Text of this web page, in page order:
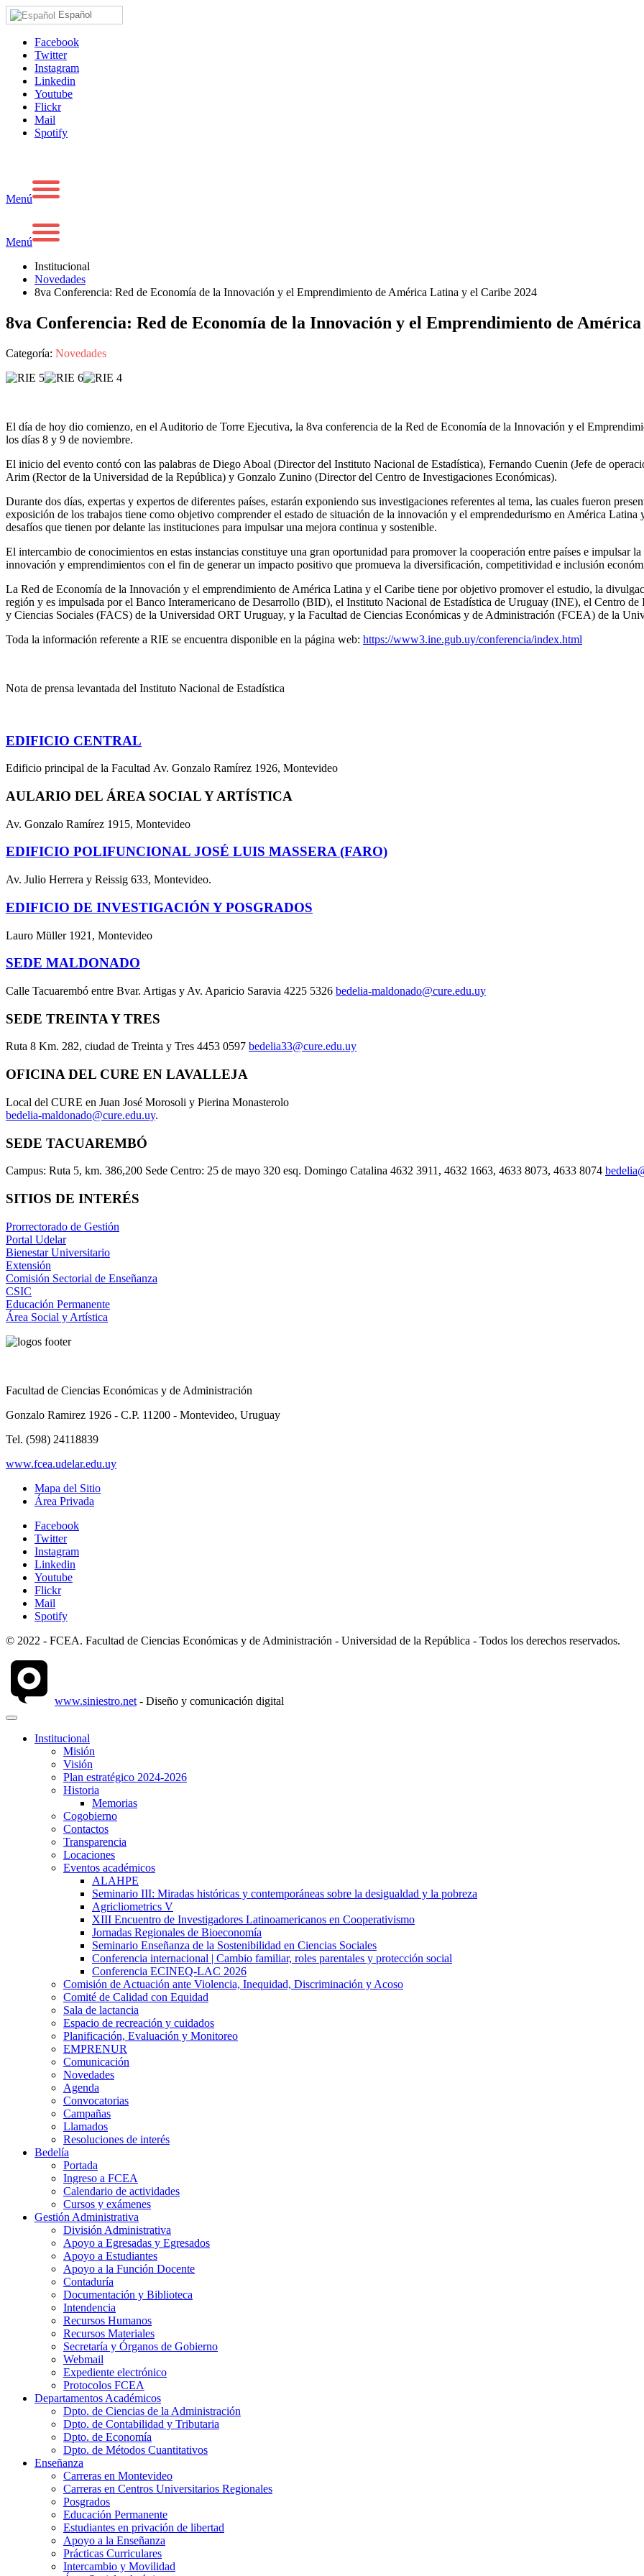
Español
Facebook
Twitter
Instagram
Linkedin
Youtube
Flickr
Mail
Spotify
Menú
Menú
Institucional
Novedades
8va Conferencia: Red de Economía de la Innovación y el Emprendimiento de América Latina y el Caribe 2024
8va Conferencia: Red de Economía de la Innovación y el Emprendimiento de
Categoría: Novedades
El día de hoy dio comienzo, en el Auditorio de Torre Ejecutiva, la 8va conferencia de la Red de Economía de la Innovación y el
los días 8 y 9 de noviembre.
El inicio del evento contó con las palabras de Diego Aboal (Director del Instituto Nacional de Estadística), Fernando Cuenin (Jefe de
Arim (Rector de la Universidad de la República) y Gonzalo Zunino (Director del Centro de Investigaciones Económicas).
Durante dos días, expertas y expertos de diferentes países, estarán exponiendo sus investigaciones referentes al tema, las cuales fueron
exposición de los trabajos tiene como objetivo comprender el estado de situación de la innovación y el emprendedurismo en América
desafíos que tienen por delante las instituciones para impulsar una mejora continua y sostenible.
El intercambio de conocimientos en estas instancias constituye una gran oportunidad para promover la cooperación entre países e impulsar
innovación y emprendimientos con el fin de generar un impacto positivo que promueva la diversificación, competitividad e inclusión
La Red de Economía de la Innovación y el emprendimiento de América Latina y el Caribe tiene por objetivo promover el estudio, la
región y es impulsada por el Banco Interamericano de Desarrollo (BID), el Instituto Nacional de Estadística de Uruguay (INE), el Centro
y Ciencias Sociales (FACS) de la Universidad ORT Uruguay, y la Facultad de Ciencias Económicas y de Administración (FCEA) de la
Toda la información referente a RIE se encuentra disponible en la página web: https://www3.ine.gub.uy/conferencia/index.html
Nota de prensa levantada del Instituto Nacional de Estadística
EDIFICIO CENTRAL
Edificio principal de la Facultad Av. Gonzalo Ramírez 1926, Montevideo
AULARIO DEL ÁREA SOCIAL Y ARTÍSTICA
Av. Gonzalo Ramírez 1915, Montevideo
EDIFICIO POLIFUNCIONAL JOSÉ LUIS MASSERA (FARO)
Av. Julio Herrera y Reissig 633, Montevideo.
EDIFICIO DE INVESTIGACIÓN Y POSGRADOS
Lauro Müller 1921, Montevideo
SEDE MALDONADO
Calle Tacuarembó entre Bvar. Artigas y Av. Aparicio Saravia 4225 5326 bedelia-maldonado@cure.edu.uy
SEDE TREINTA Y TRES
Ruta 8 Km. 282, ciudad de Treinta y Tres 4453 0597 bedelia33@cure.edu.uy
OFICINA DEL CURE EN LAVALLEJA
Local del CURE en Juan José Morosoli y Pierina Monasterolo
bedelia-maldonado@cure.edu.uy.
SEDE TACUAREMBÓ
Campus: Ruta 5, km. 386,200 Sede Centro: 25 de mayo 320 esq. Domingo Catalina 4632 3911, 4632 1663, 4633 8073, 4633 8074
SITIOS DE INTERÉS
Prorrectorado de Gestión
Portal Udelar
Bienestar Universitario
Extensión
Comisión Sectorial de Enseñanza
CSIC
Educación Permanente
Área Social y Artística
Facultad de Ciencias Económicas y de Administración
Gonzalo Ramirez 1926 - C.P. 11200 - Montevideo, Uruguay
Tel. (598) 24118839
www.fcea.udelar.edu.uy
Mapa del Sitio
Área Privada
Facebook
Twitter
Instagram
Linkedin
Youtube
Flickr
Mail
Spotify
© 2022 - FCEA. Facultad de Ciencias Económicas y de Administración - Universidad de la República - Todos los derechos reservados.
www.siniestro.net - Diseño y comunicación digital
Institucional
Misión
Visión
Plan estratégico 2024-2026
Historia
Memorias
Cogobierno
Contactos
Transparencia
Locaciones
Eventos académicos
ALAHPE
Seminario III: Miradas históricas y contemporáneas sobre la desigualdad y la pobreza
Agricliometrics V
XIII Encuentro de Investigadores Latinoamericanos en Cooperativismo
Jornadas Regionales de Bioeconomía
Seminario Enseñanza de la Sostenibilidad en Ciencias Sociales
Conferencia internacional | Cambio familiar, roles parentales y protección social
Conferencia ECINEQ-LAC 2026
Comisión de Actuación ante Violencia, Inequidad, Discriminación y Acoso
Comité de Calidad con Equidad
Sala de lactancia
Espacio de recreación y cuidados
Planificación, Evaluación y Monitoreo
EMPRENUR
Comunicación
Novedades
Agenda
Convocatorias
Campañas
Llamados
Resoluciones de interés
Bedelía
Portada
Ingreso a FCEA
Calendario de actividades
Cursos y exámenes
Gestión Administrativa
División Administrativa
Apoyo a Egresadas y Egresados
Apoyo a Estudiantes
Apoyo a la Función Docente
Contaduría
Documentación y Biblioteca
Intendencia
Recursos Humanos
Recursos Materiales
Secretaría y Órganos de Gobierno
Webmail
Expediente electrónico
Protocolos FCEA
Departamentos Académicos
Dpto. de Ciencias de la Administración
Dpto. de Contabilidad y Tributaria
Dpto. de Economía
Dpto. de Métodos Cuantitativos
Enseñanza
Carreras en Montevideo
Carreras en Centros Universitarios Regionales
Posgrados
Educación Permanente
Estudiantes en privación de libertad
Apoyo a la Enseñanza
Prácticas Curriculares
Intercambio y Movilidad